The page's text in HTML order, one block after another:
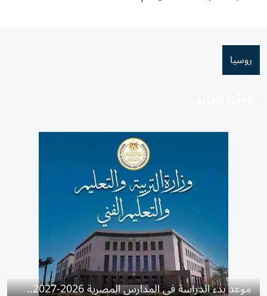
روسيا
موعد بدء الدراسة في المدارس المصرية 2026-2027..